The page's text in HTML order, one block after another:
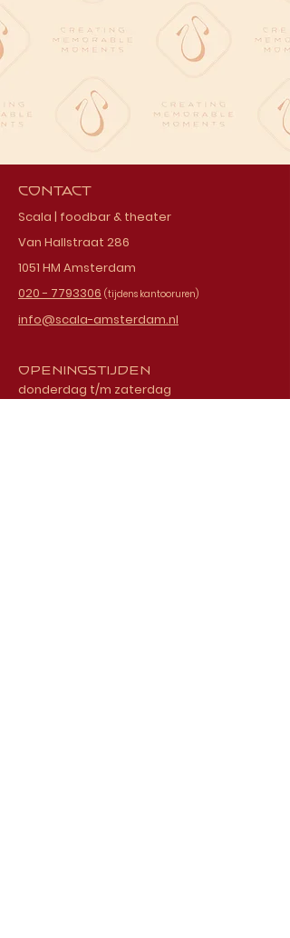
Contact
Scala | foodbar & theater
Van Hallstraat 286
1051 HM Amsterdam
020 - 7793306 (tijdens kantooruren)
info@scala-amsterdam.nl
Openingstijden
donderdag t/m zaterdag